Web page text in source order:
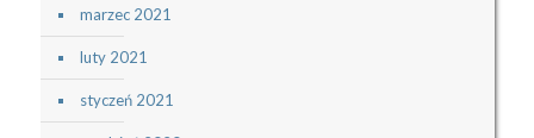
marzec 2021
luty 2021
styczeń 2021